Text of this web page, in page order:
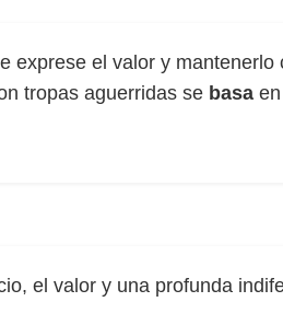
exprese el valor y mantenerlo
tropas aguerridas se basa
el valor y una profunda